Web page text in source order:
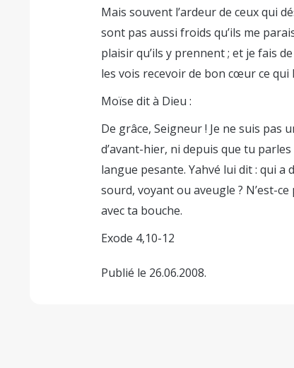
Mais souvent l’ardeur de ceux qui
sont pas aussi froids qu’ils me
plaisir qu’ils y prennent ; et je fais
les vois recevoir de bon cœur ce qui
Moïse dit à Dieu :
De grâce, Seigneur ! Je ne suis pas
d’avant-hier, ni depuis que tu
langue pesante. Yahvé lui dit : qui a
sourd, voyant ou aveugle ? N’est-
avec ta bouche.
Exode 4,10-12
Publié le 26.06.2008.